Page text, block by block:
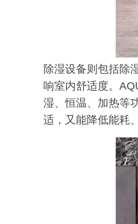
除湿设备则包括除
响室内舒适度。
湿、恒温、加热等
适，又能降低能耗